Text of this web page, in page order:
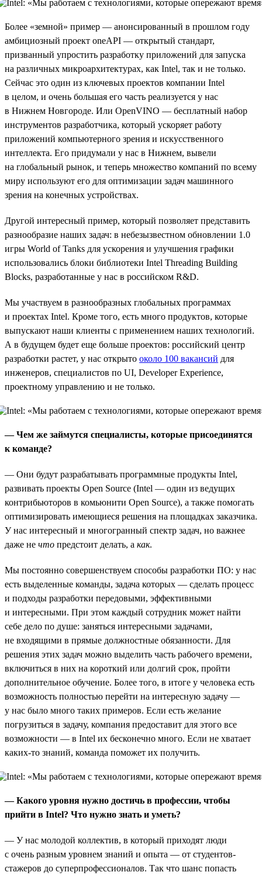
Более «земной» пример — анонсированный в прошлом году
амбициозный проект oneAPI — открытый стандарт,
призванный упростить разработку приложений для запуска
на различных микроархитектурах, как Intel, так и не только.
Сейчас это один из ключевых проектов компании Intel
в целом, и очень большая его часть реализуется у нас
в Нижнем Новгороде. Или OpenVINO — бесплатный набор
инструментов разработчика, который ускоряет работу
приложений компьютерного зрения и искусственного
интеллекта. Его придумали у нас в Нижнем, вывели
на глобальный рынок, и теперь множество компаний по всему
миру используют его для оптимизации задач машинного
зрения на конечных устройствах.
Другой интересный пример, который позволяет представить
разнообразие наших задач: в небезызвестном обновлении 1.0
игры World of Tanks для ускорения и улучшения графики
использовались блоки библиотеки Intel Threading Building
Blocks, разработанные у нас в российском R&D.
Мы участвуем в разнообразных глобальных программах
и проектах Intel. Кроме того, есть много продуктов, которые
выпускают наши клиенты с применением наших технологий.
А в будущем будет еще больше проектов: российский центр
разработки растет, у нас открыто около 100 вакансий для
инженеров, специалистов по UI, Developer Experience,
проектному управлению и не только.
— Чем же займутся специалисты, которые присоединятся
к команде?
— Они будут разрабатывать программные продукты Intel,
развивать проекты Open Source (Intel — один из ведущих
контрибьюторов в комьюнити Open Source), а также помогать
оптимизировать имеющиеся решения на площадках заказчика.
У нас интересный и многогранный спектр задач, но важнее
даже не что предстоит делать, а как.
Мы постоянно совершенствуем способы разработки ПО: у нас
есть выделенные команды, задача которых — сделать процесс
и подходы разработки передовыми, эффективными
и интересными. При этом каждый сотрудник может найти
себе дело по душе: заняться интересными задачами,
не входящими в прямые должностные обязанности. Для
решения этих задач можно выделить часть рабочего времени,
включиться в них на короткий или долгий срок, пройти
дополнительное обучение. Более того, в итоге у человека есть
возможность полностью перейти на интересную задачу —
у нас было много таких примеров. Если есть желание
погрузиться в задачу, компания предоставит для этого все
возможности — в Intel их бесконечно много. Если не хватает
каких-то знаний, команда поможет их получить.
— Какого уровня нужно достичь в профессии, чтобы
прийти в Intel? Что нужно знать и уметь?
— У нас молодой коллектив, в который приходят люди
с очень разным уровнем знаний и опыта — от студентов-
стажеров до суперпрофессионалов. Так что шанс попасть